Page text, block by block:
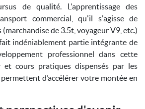
de qualité. L'apprentissage des
commercial, qu'il s'agisse de
de 3.5t, voyageur V9, etc.)
indéniablement partie intégrante de
professionnel dans cette
et cours pratiques dispensés par les
d’accélérer votre montée en